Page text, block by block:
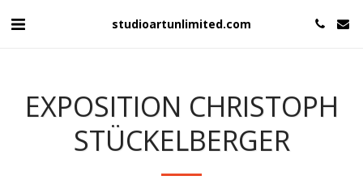
studioartunlimited.com
EXPOSITION CHRISTOPH
STÜCKELBERGER